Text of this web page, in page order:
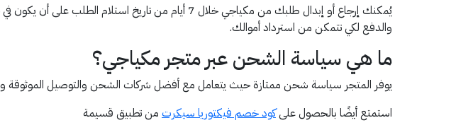
يُمكنك إرجاع أو إبدال طلبك من مكياجي خلال 7 أيام من
والدفع لكي تتمكن من استرداد أموالك.
ما هي سياسة الشحن عبر متجر مكياجي؟
يوفر المتجر سياسة شحن ممتازة حيث يتعامل مع أفضل شركات الشحن والتوصيل الموثوقة
استمتع أيضًا بالحصول علىكود خصم فيكتوريا سيكرت من تطبيق قسيمة